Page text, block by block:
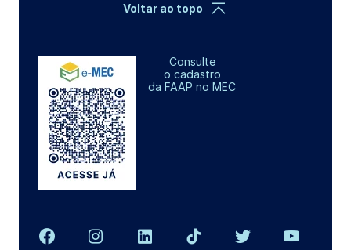
Consulte
o cadastro
da FAAP no MEC
Voltar ao topo